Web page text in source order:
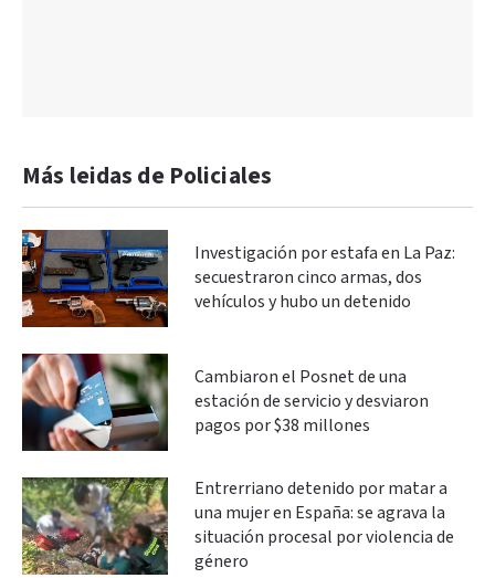
Más leidas de Policiales
Investigación por estafa en La Paz:
secuestraron cinco armas, dos
vehículos y hubo un detenido
Cambiaron el Posnet de una
estación de servicio y desviaron
pagos por $38 millones
Entrerriano detenido por matar a
una mujer en España: se agrava la
situación procesal por violencia de
género